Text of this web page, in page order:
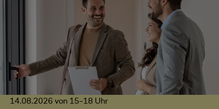
14.08.2026 von 15–18 Uhr